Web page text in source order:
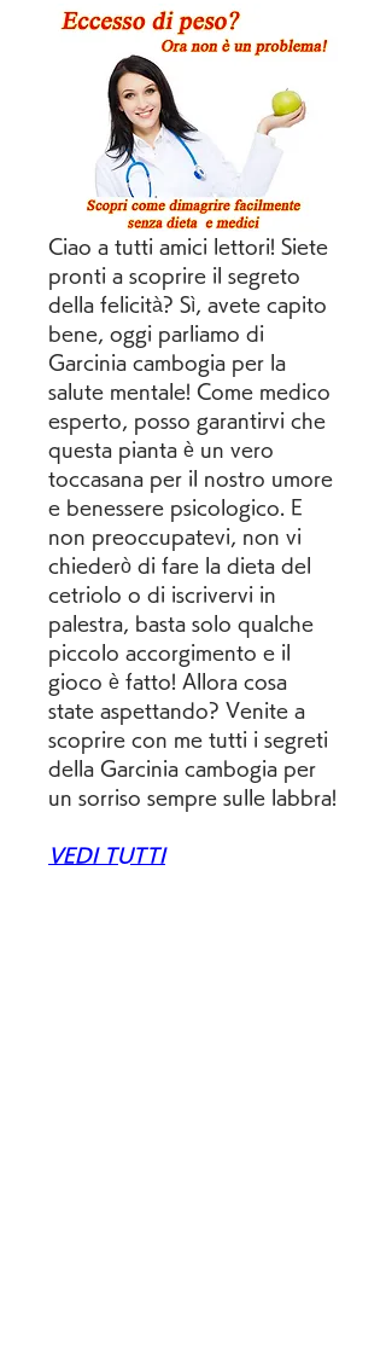
Ciao a tutti amici lettori! Siete
pronti a scoprire il segreto
della felicità? Sì, avete capito
bene, oggi parliamo di
Garcinia cambogia per la
salute mentale! Come medico
esperto, posso garantirvi che
questa pianta è un vero
toccasana per il nostro umore
e benessere psicologico. E
non preoccupatevi, non vi
chiederò di fare la dieta del
cetriolo o di iscrivervi in
palestra, basta solo qualche
piccolo accorgimento e il
gioco è fatto! Allora cosa
state aspettando? Venite a
scoprire con me tutti i segreti
della Garcinia cambogia per
un sorriso sempre sulle labbra!
VEDI TUTTI